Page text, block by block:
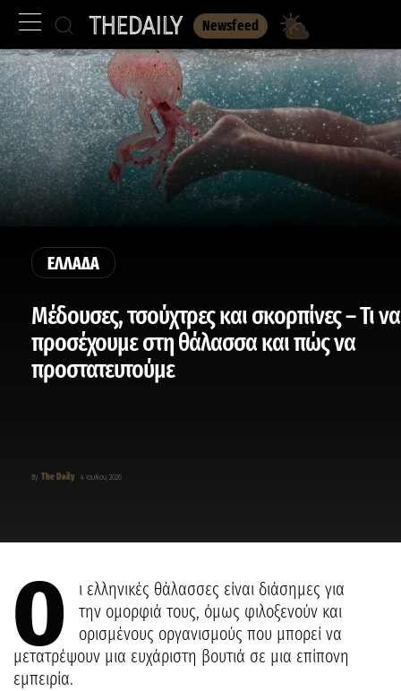
Newsfeed
ΕΛΛΑΔΑ
Μέδουσες, τσούχτρες και σκορπίνες – Τι να
προσέχουμε στη θάλασσα και πώς να
προστατευτούμε
By The Daily 4 Ιουλίου, 2026
Ο
ι ελληνικές θάλασσες είναι διάσημες για
την ομορφιά τους, όμως φιλοξενούν και
ορισμένους οργανισμούς που μπορεί να
μετατρέψουν μια ευχάριστη βουτιά σε μια επίπονη
εμπειρία.